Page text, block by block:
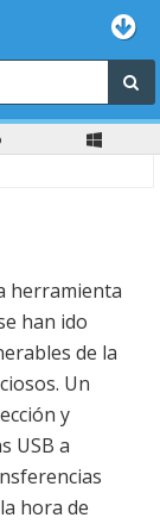
herramienta
han ido
de la
Un
y
USB a
hora de